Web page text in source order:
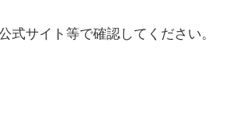
サイト等で確認してください。